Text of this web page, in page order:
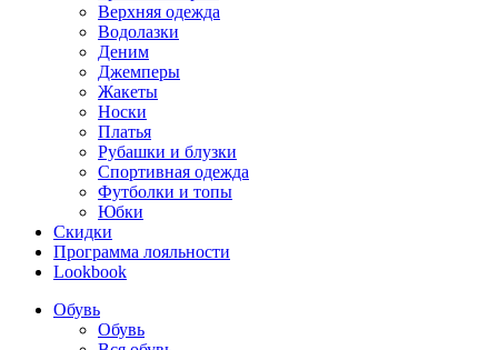
Верхняя одежда
Водолазки
Деним
Джемперы
Жакеты
Носки
Платья
Рубашки и блузки
Спортивная одежда
Футболки и топы
Юбки
Скидки
Программа лояльности
Lookbook
Обувь
Обувь